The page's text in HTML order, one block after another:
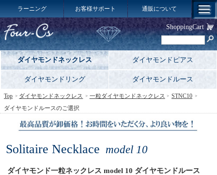
ラーニング お客様サポート 通販について
ダイヤモンドネックレス ダイヤモンドピアス
ダイヤモンドリング ダイヤモンドルース
Solitaire Necklace model 10
ダイヤモンド一粒ネックレス model 10 ダイヤモンドルース
Top ダイヤモンドネックレス 一粒ダイヤモンドネックレス
STNC10
ダイヤモンドルースのご選択
ShoppingCart